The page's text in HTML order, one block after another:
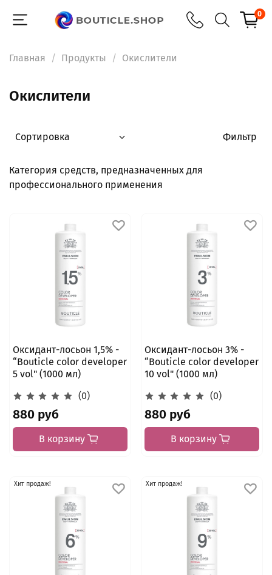
0
Главная Продукты Окислители
Окислители
Категория средств, предназначенных для
профессионального применения
Оксидант-лосьон 1,5% -
“Bouticle color developer
5 vol" (1000 мл)
(0)
880 руб
В корзину
Оксидант-лосьон 3% -
“Bouticle color developer
10 vol" (1000 мл)
(0)
880 руб
В корзину
Хит продаж! Хит продаж!
Фильтр